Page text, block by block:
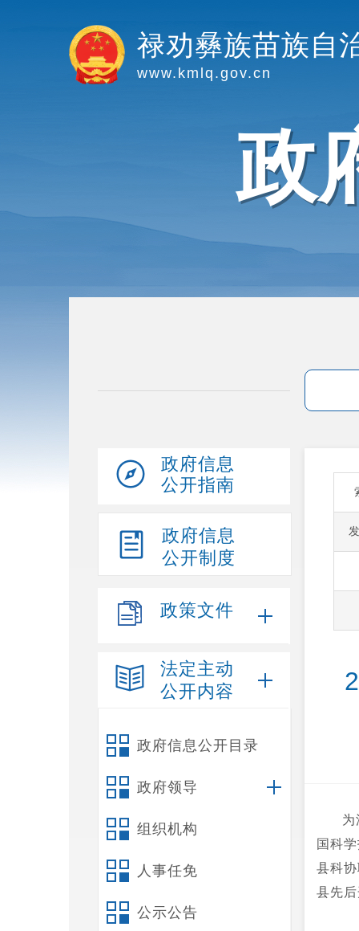
禄劝彝族苗族自
www.kmlq.gov.cn
政
政府信息
公开指南
政府信息
公开制度
政策文件
法定主动
公开内容
政府信息公开目录
政府领导
组织机构
人事任免
公示公告
为
国科
县科
县先